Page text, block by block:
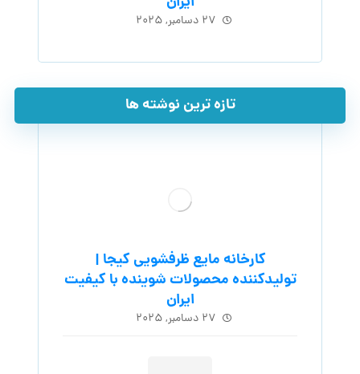
۲۷ دسامبر, ۲۰۲۵
تازه ترین نوشته ها
کارخانه مایع ظرفشویی کیجا |
تولیدکننده محصولات شوینده با کیفیت
ایران
۲۷ دسامبر, ۲۰۲۵